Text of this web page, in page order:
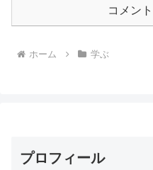
コメン
ホーム 学ぶ
プロフィール